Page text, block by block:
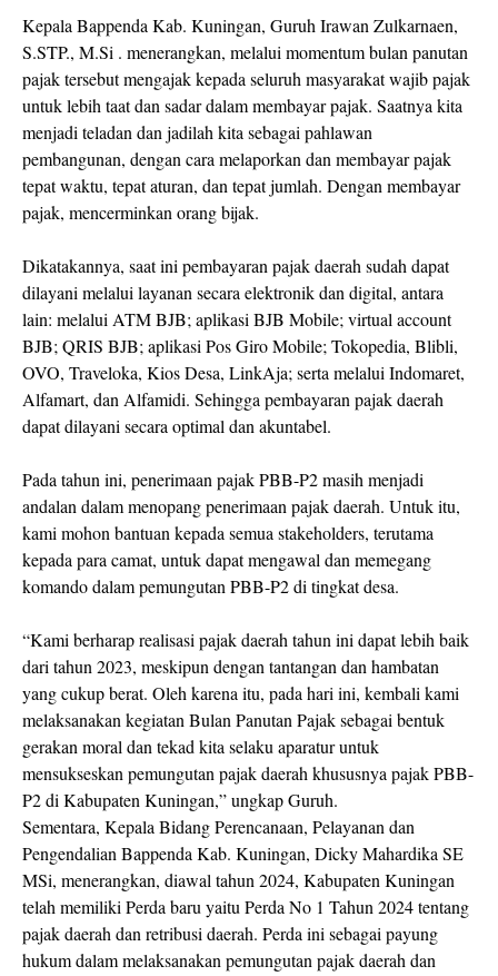
Kepala Bappenda Kab. Kuningan, Guruh Irawan Zulkarnaen,
S.STP., M.Si . menerangkan, melalui momentum bulan panutan
pajak tersebut mengajak kepada seluruh masyarakat wajib pajak
untuk lebih taat dan sadar dalam membayar pajak. Saatnya kita
menjadi teladan dan jadilah kita sebagai pahlawan
pembangunan, dengan cara melaporkan dan membayar pajak
tepat waktu, tepat aturan, dan tepat jumlah. Dengan membayar
pajak, mencerminkan orang bijak.
Dikatakannya, saat ini pembayaran pajak daerah sudah dapat
dilayani melalui layanan secara elektronik dan digital, antara
lain: melalui ATM BJB; aplikasi BJB Mobile; virtual account
BJB; QRIS BJB; aplikasi Pos Giro Mobile; Tokopedia, Blibli,
OVO, Traveloka, Kios Desa, LinkAja; serta melalui Indomaret,
Alfamart, dan Alfamidi. Sehingga pembayaran pajak daerah
dapat dilayani secara optimal dan akuntabel.
Pada tahun ini, penerimaan pajak PBB-P2 masih menjadi
andalan dalam menopang penerimaan pajak daerah. Untuk itu,
kami mohon bantuan kepada semua stakeholders, terutama
kepada para camat, untuk dapat mengawal dan memegang
komando dalam pemungutan PBB-P2 di tingkat desa.
“Kami berharap realisasi pajak daerah tahun ini dapat lebih baik
dari tahun 2023, meskipun dengan tantangan dan hambatan
yang cukup berat. Oleh karena itu, pada hari ini, kembali kami
melaksanakan kegiatan Bulan Panutan Pajak sebagai bentuk
gerakan moral dan tekad kita selaku aparatur untuk
mensukseskan pemungutan pajak daerah khususnya pajak PBB-
P2 di Kabupaten Kuningan,” ungkap Guruh.
Sementara, Kepala Bidang Perencanaan, Pelayanan dan
Pengendalian Bappenda Kab. Kuningan, Dicky Mahardika SE
MSi, menerangkan, diawal tahun 2024, Kabupaten Kuningan
telah memiliki Perda baru yaitu Perda No 1 Tahun 2024 tentang
pajak daerah dan retribusi daerah. Perda ini sebagai payung
hukum dalam melaksanakan pemungutan pajak daerah dan